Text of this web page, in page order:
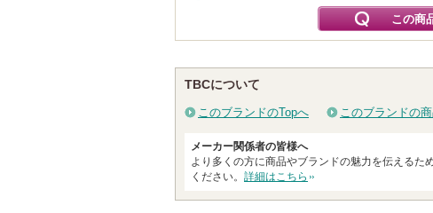
この商
TBCについて
このブランドのTopへ このブランドの
メーカー関係者の皆様へ
より多くの方に商品やブランドの魅力を伝えるた
ください。 詳細はこちら